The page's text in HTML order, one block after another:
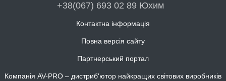
+38(067) 693 02 89 Юхим
Контактна інформація
Повна версія сайту
Партнерський портал
Компанія AV-PRO – дистриб'ютор найкращих світових виробників